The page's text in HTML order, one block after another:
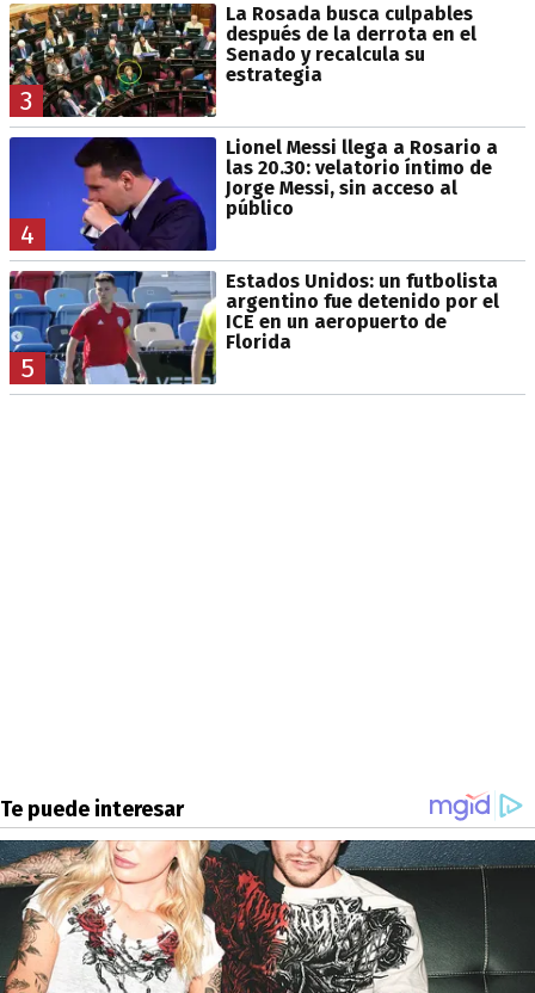
3
La Rosada busca culpables
después de la derrota en el
Senado y recalcula su
estrategia
4
Lionel Messi llega a Rosario a
las 20.30: velatorio íntimo de
Jorge Messi, sin acceso al
público
5
Estados Unidos: un futbolista
argentino fue detenido por el
ICE en un aeropuerto de
Florida